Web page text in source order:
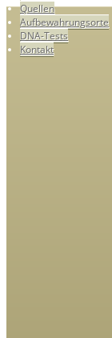
Quellen
Aufbewahrungsorte
DNA-Tests
Kontakt